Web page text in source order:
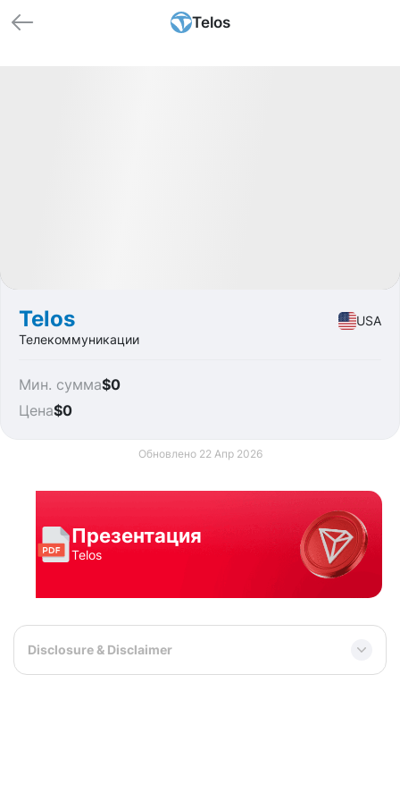
Telos
Telos
USA
Телекоммуникации
$0
Цена
$0
Мин. сумма
Обновлено 22 Апр 2026
Презентация
Telos
Disclosure & Disclaimer